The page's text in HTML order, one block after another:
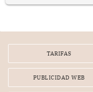
TARIFAS
PUBLICIDAD WEB